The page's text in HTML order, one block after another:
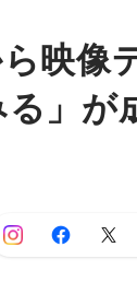
映像
」が